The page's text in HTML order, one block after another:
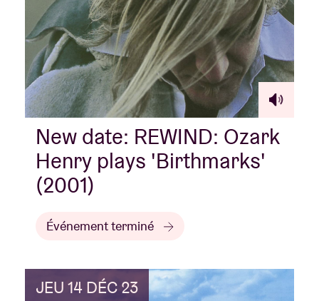
New date: REWIND: Ozark
Henry plays 'Birthmarks'
(2001)
Événement terminé
JEU 14 DÉC 23